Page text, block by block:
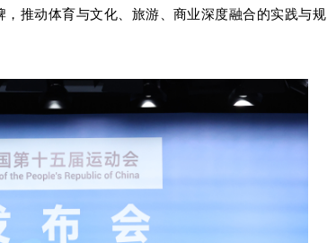
推动体育与文化、旅游、商业深度融合的实践与规